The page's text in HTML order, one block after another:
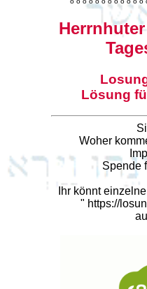
Lösung
Woher
Spende
Ihr könnt
" https://